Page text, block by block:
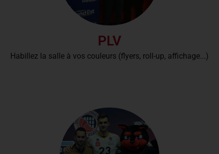
PLV
Habillez la salle à vos couleurs (flyers, roll-up, affichage...)